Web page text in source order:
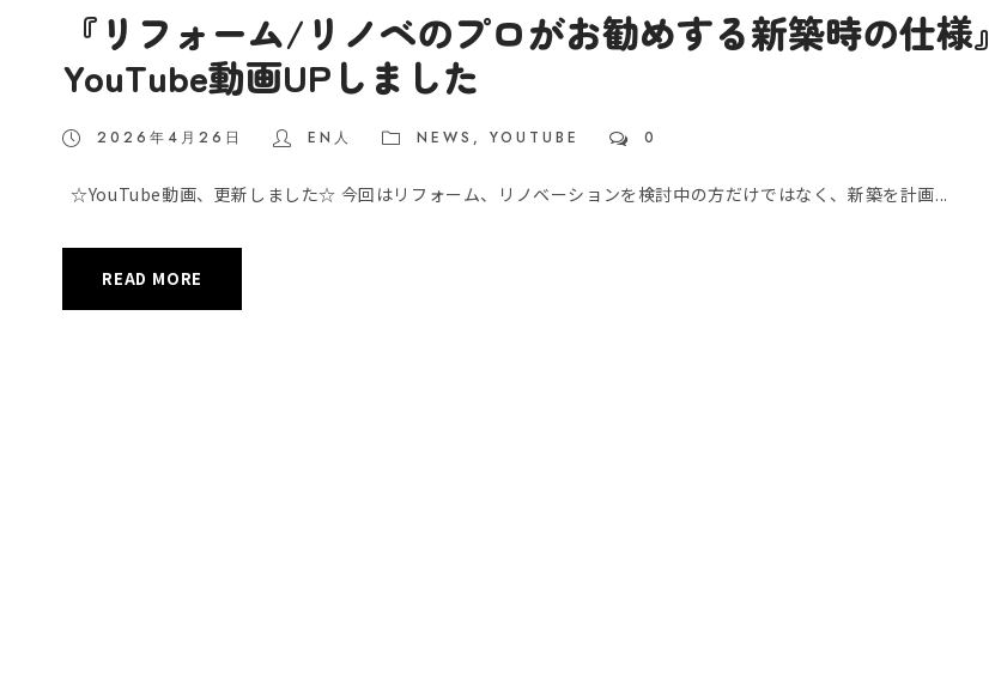
『リフォーム/リノベのプロがお勧めする新築時の仕様』
YouTube動画UPしました
2026年4月26日 EN人 NEWS , YOUTUBE 0
☆YouTube動画、更新しました☆ 今回はリフォーム、リノベーションを検討中の方だけではなく、新築を計画...
READ MORE